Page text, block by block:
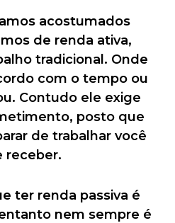
acostumados
de renda ativa,
tradicional. Onde
com o tempo ou
Contudo ele exige
posto que
de trabalhar você
receber.
ter renda passiva é
nem sempre é